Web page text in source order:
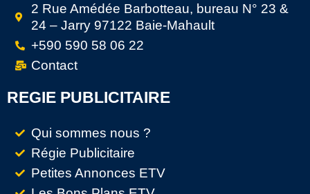
2 Rue Amédée Barbotteau, bureau N° 23 &
24 – Jarry 97122 Baie-Mahault
+590 590 58 06 22
Contact
REGIE PUBLICITAIRE
Qui sommes nous ?
Régie Publicitaire
Petites Annonces ETV